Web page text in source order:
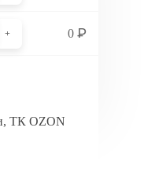
+ 0₽
ТК OZON